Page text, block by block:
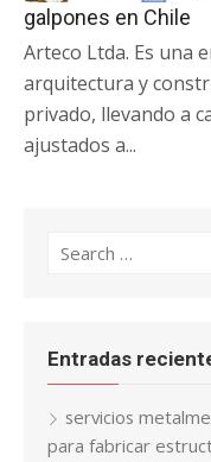
galpones en Chile
Arteco Ltda. Es una
arquitectura y
privado, llevando a
ajustados a...
for:
Entradas
servicios
para fabricar